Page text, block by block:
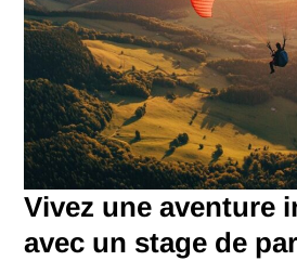
Vivez une aventure
avec un stage de